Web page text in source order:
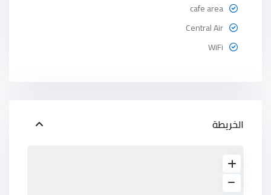
cafe area
Central Air
WiFi
الخريطة